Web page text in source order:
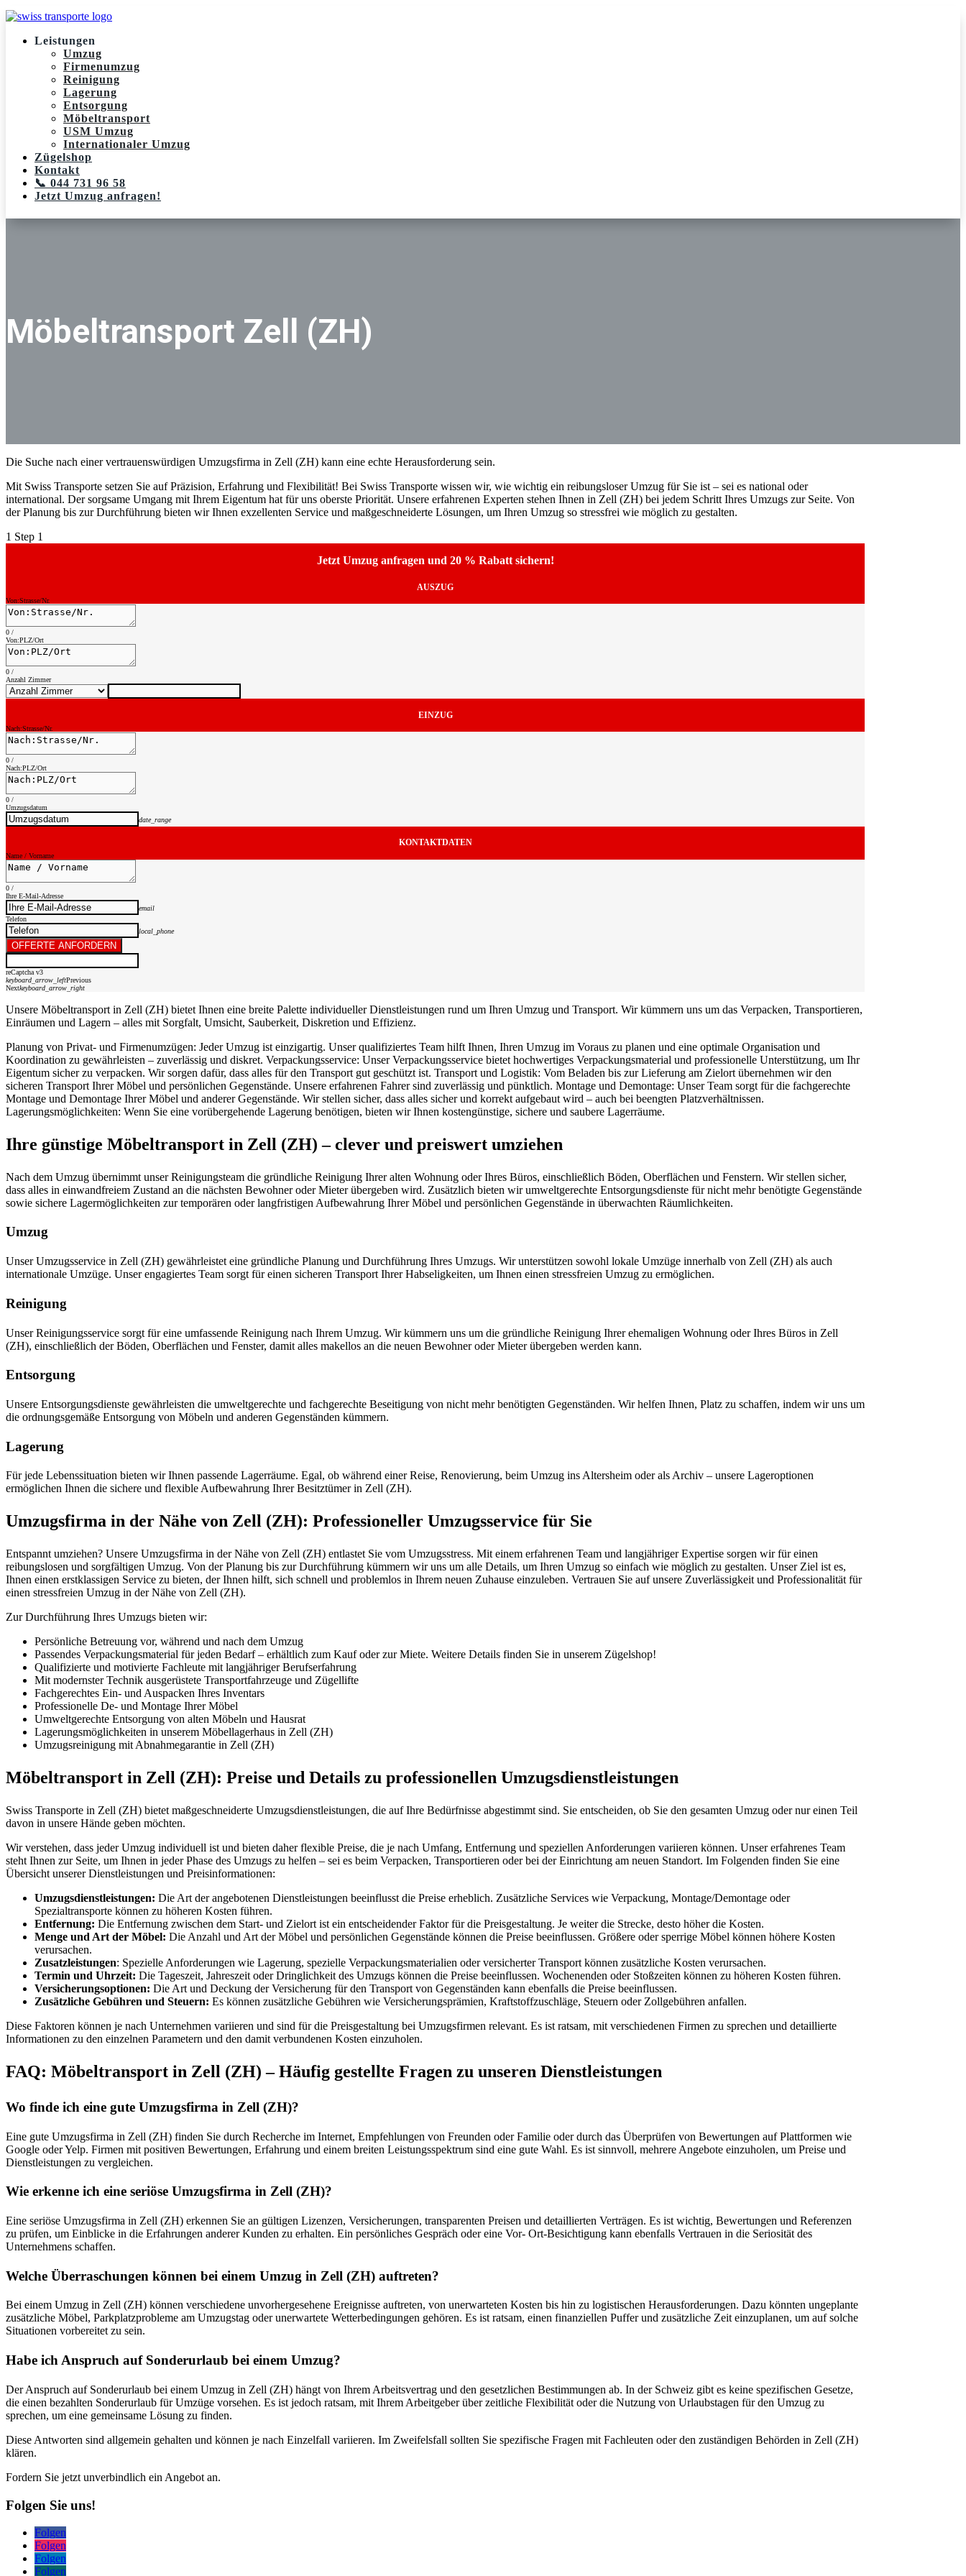
Leistungen
Umzug
Firmenumzug
Reinigung
Lagerung
Entsorgung
Möbeltransport
USM Umzug
Internationaler Umzug
Zügelshop
Kontakt
📞 044 731 96 58
Jetzt Umzug anfragen!
Möbeltransport Zell (ZH)
Die Suche nach einer vertrauenswürdigen Umzugsfirma in Zell (ZH) kann eine echte Herausforderung sein.
Mit Swiss Transporte setzen Sie auf Präzision, Erfahrung und Flexibilität! Bei Swiss Transporte wissen wir, wie wichtig ein reibungsloser Umzug für Sie ist – sei es national oder
international. Der sorgsame Umgang mit Ihrem Eigentum hat für uns oberste Priorität. Unsere erfahrenen Experten stehen Ihnen in Zell (ZH) bei jedem Schritt Ihres Umzugs zur Seite. Von
der Planung bis zur Durchführung bieten wir Ihnen exzellenten Service und maßgeschneiderte Lösungen, um Ihren Umzug so stressfrei wie möglich zu gestalten.
1 Step 1
Jetzt Umzug anfragen und 20 % Rabatt sichern!
AUSZUG
Von:Strasse/Nr.
0 /
Von:PLZ/Ort
0 /
Anzahl Zimmer
EINZUG
Nach:Strasse/Nr.
0 /
Nach:PLZ/Ort
0 /
Umzugsdatum
date_range
KONTAKTDATEN
Name / Vorname
0 /
Ihre E-Mail-Adresse
email
Telefon
local_phone
OFFERTE ANFORDERN
reCaptcha v3
keyboard_arrow_leftPrevious
Nextkeyboard_arrow_right
Unsere Möbeltransport in Zell (ZH) bietet Ihnen eine breite Palette individueller Dienstleistungen rund um Ihren Umzug und Transport. Wir kümmern uns um das Verpacken, Transportieren,
Einräumen und Lagern – alles mit Sorgfalt, Umsicht, Sauberkeit, Diskretion und Effizienz.
Planung von Privat- und Firmenumzügen: Jeder Umzug ist einzigartig. Unser qualifiziertes Team hilft Ihnen, Ihren Umzug im Voraus zu planen und eine optimale Organisation und
Koordination zu gewährleisten – zuverlässig und diskret. Verpackungsservice: Unser Verpackungsservice bietet hochwertiges Verpackungsmaterial und professionelle Unterstützung, um Ihr
Eigentum sicher zu verpacken. Wir sorgen dafür, dass alles für den Transport gut geschützt ist. Transport und Logistik: Vom Beladen bis zur Lieferung am Zielort übernehmen wir den
sicheren Transport Ihrer Möbel und persönlichen Gegenstände. Unsere erfahrenen Fahrer sind zuverlässig und pünktlich. Montage und Demontage: Unser Team sorgt für die fachgerechte
Montage und Demontage Ihrer Möbel und anderer Gegenstände. Wir stellen sicher, dass alles sicher und korrekt aufgebaut wird – auch bei beengten Platzverhältnissen.
Lagerungsmöglichkeiten: Wenn Sie eine vorübergehende Lagerung benötigen, bieten wir Ihnen kostengünstige, sichere und saubere Lagerräume.
Ihre günstige Möbeltransport in Zell (ZH) – clever und preiswert umziehen
Nach dem Umzug übernimmt unser Reinigungsteam die gründliche Reinigung Ihrer alten Wohnung oder Ihres Büros, einschließlich Böden, Oberflächen und Fenstern. Wir stellen sicher,
dass alles in einwandfreiem Zustand an die nächsten Bewohner oder Mieter übergeben wird. Zusätzlich bieten wir umweltgerechte Entsorgungsdienste für nicht mehr benötigte Gegenstände
sowie sichere Lagermöglichkeiten zur temporären oder langfristigen Aufbewahrung Ihrer Möbel und persönlichen Gegenstände in überwachten Räumlichkeiten.
Umzug
Unser Umzugsservice in Zell (ZH) gewährleistet eine gründliche Planung und Durchführung Ihres Umzugs. Wir unterstützen sowohl lokale Umzüge innerhalb von Zell (ZH) als auch
internationale Umzüge. Unser engagiertes Team sorgt für einen sicheren Transport Ihrer Habseligkeiten, um Ihnen einen stressfreien Umzug zu ermöglichen.
Reinigung
Unser Reinigungsservice sorgt für eine umfassende Reinigung nach Ihrem Umzug. Wir kümmern uns um die gründliche Reinigung Ihrer ehemaligen Wohnung oder Ihres Büros in Zell
(ZH), einschließlich der Böden, Oberflächen und Fenster, damit alles makellos an die neuen Bewohner oder Mieter übergeben werden kann.
Entsorgung
Unsere Entsorgungsdienste gewährleisten die umweltgerechte und fachgerechte Beseitigung von nicht mehr benötigten Gegenständen. Wir helfen Ihnen, Platz zu schaffen, indem wir uns um
die ordnungsgemäße Entsorgung von Möbeln und anderen Gegenständen kümmern.
Lagerung
Für jede Lebenssituation bieten wir Ihnen passende Lagerräume. Egal, ob während einer Reise, Renovierung, beim Umzug ins Altersheim oder als Archiv – unsere Lageroptionen
ermöglichen Ihnen die sichere und flexible Aufbewahrung Ihrer Besitztümer in Zell (ZH).
Umzugsfirma in der Nähe von Zell (ZH): Professioneller Umzugsservice für Sie
Entspannt umziehen? Unsere Umzugsfirma in der Nähe von Zell (ZH) entlastet Sie vom Umzugsstress. Mit einem erfahrenen Team und langjähriger Expertise sorgen wir für einen
reibungslosen und sorgfältigen Umzug. Von der Planung bis zur Durchführung kümmern wir uns um alle Details, um Ihren Umzug so einfach wie möglich zu gestalten. Unser Ziel ist es,
Ihnen einen erstklassigen Service zu bieten, der Ihnen hilft, sich schnell und problemlos in Ihrem neuen Zuhause einzuleben. Vertrauen Sie auf unsere Zuverlässigkeit und Professionalität für
einen stressfreien Umzug in der Nähe von Zell (ZH).
Zur Durchführung Ihres Umzugs bieten wir:
Persönliche Betreuung vor, während und nach dem Umzug
Passendes Verpackungsmaterial für jeden Bedarf – erhältlich zum Kauf oder zur Miete. Weitere Details finden Sie in unserem Zügelshop!
Qualifizierte und motivierte Fachleute mit langjähriger Berufserfahrung
Mit modernster Technik ausgerüstete Transportfahrzeuge und Zügellifte
Fachgerechtes Ein- und Auspacken Ihres Inventars
Professionelle De- und Montage Ihrer Möbel
Umweltgerechte Entsorgung von alten Möbeln und Hausrat
Lagerungsmöglichkeiten in unserem Möbellagerhaus in Zell (ZH)
Umzugsreinigung mit Abnahmegarantie in Zell (ZH)
Möbeltransport in Zell (ZH): Preise und Details zu professionellen Umzugsdienstleistungen
Swiss Transporte in Zell (ZH) bietet maßgeschneiderte Umzugsdienstleistungen, die auf Ihre Bedürfnisse abgestimmt sind. Sie entscheiden, ob Sie den gesamten Umzug oder nur einen Teil
davon in unsere Hände geben möchten.
Wir verstehen, dass jeder Umzug individuell ist und bieten daher flexible Preise, die je nach Umfang, Entfernung und speziellen Anforderungen variieren können. Unser erfahrenes Team
steht Ihnen zur Seite, um Ihnen in jeder Phase des Umzugs zu helfen – sei es beim Verpacken, Transportieren oder bei der Einrichtung am neuen Standort. Im Folgenden finden Sie eine
Übersicht unserer Dienstleistungen und Preisinformationen:
Umzugsdienstleistungen: Die Art der angebotenen Dienstleistungen beeinflusst die Preise erheblich. Zusätzliche Services wie Verpackung, Montage/Demontage oder
Spezialtransporte können zu höheren Kosten führen.
Entfernung: Die Entfernung zwischen dem Start- und Zielort ist ein entscheidender Faktor für die Preisgestaltung. Je weiter die Strecke, desto höher die Kosten.
Menge und Art der Möbel: Die Anzahl und Art der Möbel und persönlichen Gegenstände können die Preise beeinflussen. Größere oder sperrige Möbel können höhere Kosten
verursachen.
Zusatzleistungen: Spezielle Anforderungen wie Lagerung, spezielle Verpackungsmaterialien oder versicherter Transport können zusätzliche Kosten verursachen.
Termin und Uhrzeit: Die Tageszeit, Jahreszeit oder Dringlichkeit des Umzugs können die Preise beeinflussen. Wochenenden oder Stoßzeiten können zu höheren Kosten führen.
Versicherungsoptionen: Die Art und Deckung der Versicherung für den Transport von Gegenständen kann ebenfalls die Preise beeinflussen.
Zusätzliche Gebühren und Steuern: Es können zusätzliche Gebühren wie Versicherungsprämien, Kraftstoffzuschläge, Steuern oder Zollgebühren anfallen.
Diese Faktoren können je nach Unternehmen variieren und sind für die Preisgestaltung bei Umzugsfirmen relevant. Es ist ratsam, mit verschiedenen Firmen zu sprechen und detaillierte
Informationen zu den einzelnen Parametern und den damit verbundenen Kosten einzuholen.
FAQ: Möbeltransport in Zell (ZH) – Häufig gestellte Fragen zu unseren Dienstleistungen
Wo finde ich eine gute Umzugsfirma in Zell (ZH)?
Eine gute Umzugsfirma in Zell (ZH) finden Sie durch Recherche im Internet, Empfehlungen von Freunden oder Familie oder durch das Überprüfen von Bewertungen auf Plattformen wie
Google oder Yelp. Firmen mit positiven Bewertungen, Erfahrung und einem breiten Leistungsspektrum sind eine gute Wahl. Es ist sinnvoll, mehrere Angebote einzuholen, um Preise und
Dienstleistungen zu vergleichen.
Wie erkenne ich eine seriöse Umzugsfirma in Zell (ZH)?
Eine seriöse Umzugsfirma in Zell (ZH) erkennen Sie an gültigen Lizenzen, Versicherungen, transparenten Preisen und detaillierten Verträgen. Es ist wichtig, Bewertungen und Referenzen
zu prüfen, um Einblicke in die Erfahrungen anderer Kunden zu erhalten. Ein persönliches Gespräch oder eine Vor- Ort-Besichtigung kann ebenfalls Vertrauen in die Seriosität des
Unternehmens schaffen.
Welche Überraschungen können bei einem Umzug in Zell (ZH) auftreten?
Bei einem Umzug in Zell (ZH) können verschiedene unvorhergesehene Ereignisse auftreten, von unerwarteten Kosten bis hin zu logistischen Herausforderungen. Dazu könnten ungeplante
zusätzliche Möbel, Parkplatzprobleme am Umzugstag oder unerwartete Wetterbedingungen gehören. Es ist ratsam, einen finanziellen Puffer und zusätzliche Zeit einzuplanen, um auf solche
Situationen vorbereitet zu sein.
Habe ich Anspruch auf Sonderurlaub bei einem Umzug?
Der Anspruch auf Sonderurlaub bei einem Umzug in Zell (ZH) hängt von Ihrem Arbeitsvertrag und den gesetzlichen Bestimmungen ab. In der Schweiz gibt es keine spezifischen Gesetze,
die einen bezahlten Sonderurlaub für Umzüge vorsehen. Es ist jedoch ratsam, mit Ihrem Arbeitgeber über zeitliche Flexibilität oder die Nutzung von Urlaubstagen für den Umzug zu
sprechen, um eine gemeinsame Lösung zu finden.
Diese Antworten sind allgemein gehalten und können je nach Einzelfall variieren. Im Zweifelsfall sollten Sie spezifische Fragen mit Fachleuten oder den zuständigen Behörden in Zell (ZH)
klären.
Fordern Sie jetzt unverbindlich ein Angebot an.
Folgen Sie uns!
Folgen
Folgen
Folgen
Folgen